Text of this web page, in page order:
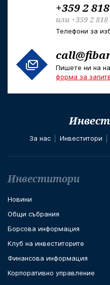
+359 2
или +359 2
Телефони за
Пишете ни на
форма за
За нас Инвеститори
Футър навигация
Инвеститори
Новини
Общи събрания
Борсова информация
Клуб на инвеститорите
Финансова информация
Корпоративно управление